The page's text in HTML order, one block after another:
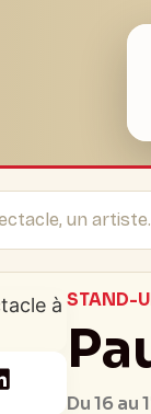
STAND-
Du 16 au